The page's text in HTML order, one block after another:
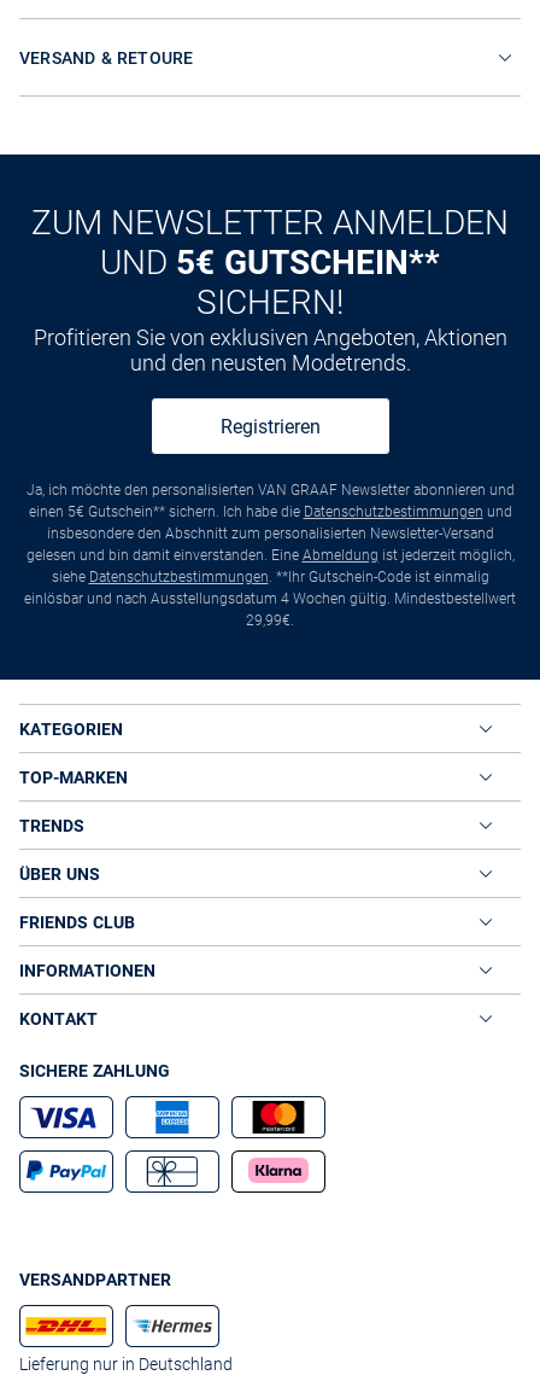
VERSAND & RETOURE
ZUM NEWSLETTER ANMELDEN
UND 5€ GUTSCHEIN**
SICHERN!
Profitieren Sie von exklusiven Angeboten, Aktionen
und den neusten Modetrends.
Registrieren
Ja, ich möchte den personalisierten VAN GRAAF Newsletter abonnieren und
einen 5€ Gutschein** sichern. Ich habe die Datenschutzbestimmungen und
insbesondere den Abschnitt zum personalisierten Newsletter-Versand
gelesen und bin damit einverstanden. Eine Abmeldung ist jederzeit möglich,
siehe Datenschutzbestimmungen. **Ihr Gutschein-Code ist einmalig
einlösbar und nach Ausstellungsdatum 4 Wochen gültig. Mindestbestellwert
29,99€.
KATEGORIEN
TOP-MARKEN
TRENDS
ÜBER UNS
FRIENDS CLUB
INFORMATIONEN
KONTAKT
SICHERE ZAHLUNG
VERSANDPARTNER
Lieferung nur in Deutschland